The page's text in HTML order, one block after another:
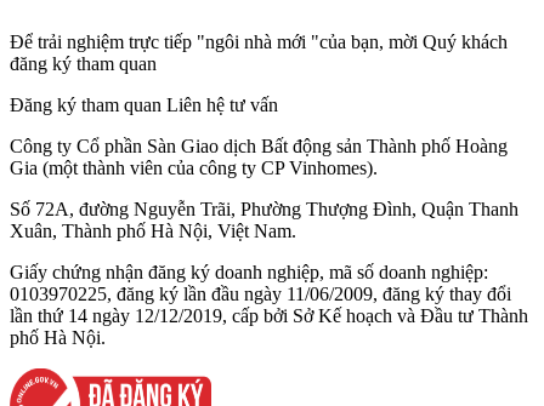
Để trải nghiệm trực tiếp "ngôi nhà mới "của bạn, mời Quý khách
đăng ký tham quan
Đăng ký tham quan Liên hệ tư vấn
Công ty Cổ phần Sàn Giao dịch Bất động sản Thành phố Hoàng
Gia (một thành viên của công ty CP Vinhomes).
Số 72A, đường Nguyễn Trãi, Phường Thượng Đình, Quận Thanh
Xuân, Thành phố Hà Nội, Việt Nam.
Giấy chứng nhận đăng ký doanh nghiệp, mã số doanh nghiệp:
0103970225, đăng ký lần đầu ngày 11/06/2009, đăng ký thay đổi
lần thứ 14 ngày 12/12/2019, cấp bởi Sở Kế hoạch và Đầu tư Thành
phố Hà Nội.